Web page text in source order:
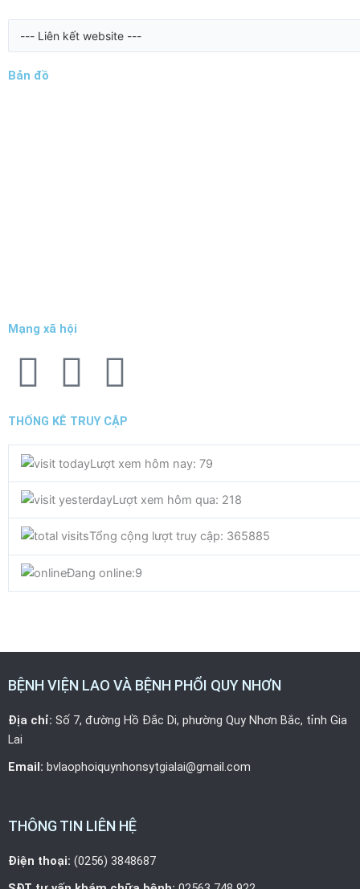
Bản đồ
Mạng xã hội
F
a
c
e
b
o
k
T
w
i
t
t
e
Y
o
u
t
u
b
THỐNG KÊ TRUY CẬP
Lượt xem hôm nay: 79
Lượt xem hôm qua: 218
Tổng cộng lượt truy cập: 365885
Đang online:9
BỆNH VIỆN LAO VÀ BỆNH PHỔI QUY NHƠN
Địa chỉ: Số 7, đường Hồ Đắc Di, phường Quy Nhơn Bắc, tỉnh Gia
Lai
Email: bvlaophoiquynhonsytgialai@gmail.com
THÔNG TIN LIÊN HỆ
Điện thoại: (0256) 3848687